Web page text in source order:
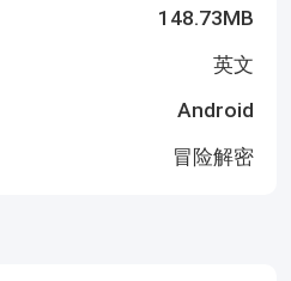
148.73MB
英文
Android
冒险解密